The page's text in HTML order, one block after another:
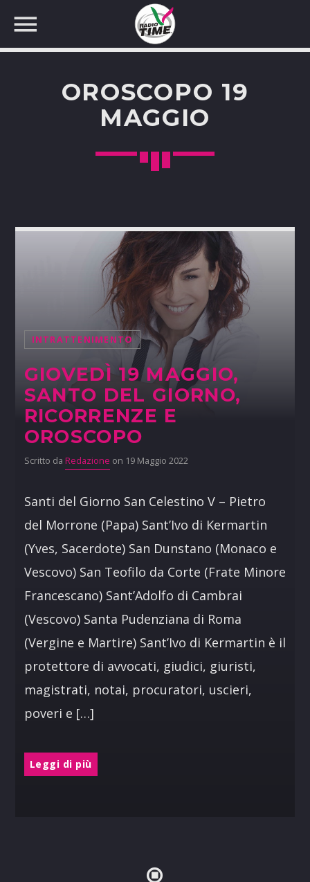
CERCA NEL SITO WEB:
OROSCOPO 19
MAGGIO
INTRATTENIMENTO
GIOVEDÌ 19 MAGGIO,
SANTO DEL GIORNO,
RICORRENZE E
OROSCOPO
Scritto da Redazione on 19 Maggio 2022
Santi del Giorno San Celestino V – Pietro
del Morrone (Papa) Sant’Ivo di Kermartin
(Yves, Sacerdote) San Dunstano (Monaco e
Vescovo) San Teofilo da Corte (Frate Minore
Francescano) Sant’Adolfo di Cambrai
(Vescovo) Santa Pudenziana di Roma
(Vergine e Martire) Sant’Ivo di Kermartin è il
protettore di avvocati, giudici, giuristi,
magistrati, notai, procuratori, uscieri,
poveri e […]
Leggi di più